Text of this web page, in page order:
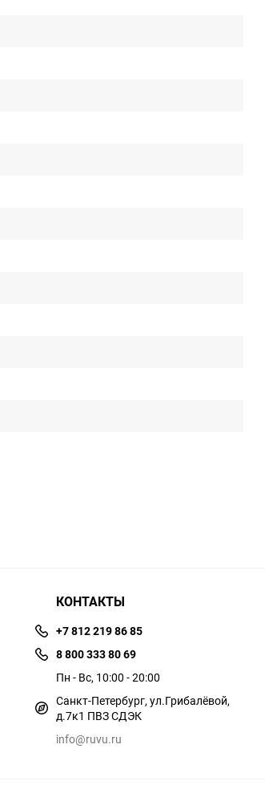
КОНТАКТЫ
+7 812 219 86 85
8 800 333 80 69
Пн - Вс, 10:00 - 20:00
Санкт-Петербург, ул.​​Грибалёвой,
д.7к1 ПВЗ СДЭК
info@ruvu.ru